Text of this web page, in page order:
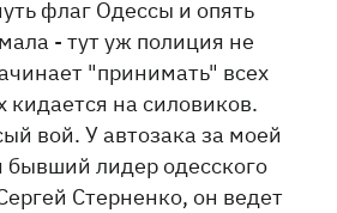
флаг Одессы и опять
- тут уж полиция не
"принимать" всех
кидается на силовиков.
вой. У автозака за моей
бывший лидер одесского
Стерненко, он ведет